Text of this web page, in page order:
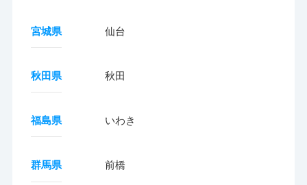
宮城県 仙台
秋田県 秋田
福島県 いわき
群馬県 前橋